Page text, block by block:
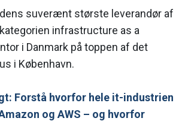
suverænt største leverandør af
infrastructure as a
i Danmark på toppen af det
i København.
Forstå hvorfor hele it-industrien
og AWS – og hvorfor